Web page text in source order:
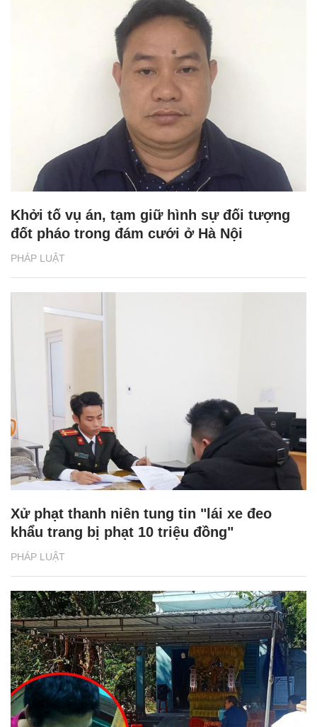
PHÁP LUẬT
Khởi tố vụ án, tạm giữ hình sự đối tượng
đốt pháo trong đám cưới ở Hà Nội
PHÁP LUẬT
Xử phạt thanh niên tung tin "lái xe đeo
khẩu trang bị phạt 10 triệu đồng"